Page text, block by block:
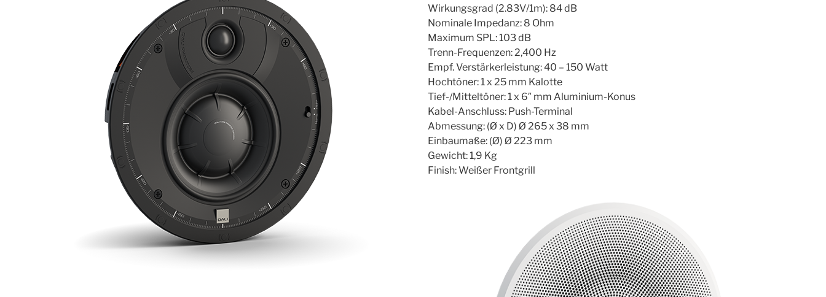
Wirkungsgrad (2.83V/1m): 84 dB
Nominale Impedanz: 8 Ohm
Maximum SPL: 103 dB
Trenn-Frequenzen: 2,400 Hz
Empf. Verstärkerleistung: 40 – 150 Watt
Hochtöner: 1 x 25 mm Kalotte
Tief-/Mitteltöner: 1 x 6″ mm Aluminium-Konus
Kabel-Anschluss: Push-Terminal
Abmessung: (Ø x D) Ø 265 x 38 mm
Einbaumaße: (Ø) Ø 223 mm
Gewicht: 1,9 Kg
Finish: Weißer Frontgrill